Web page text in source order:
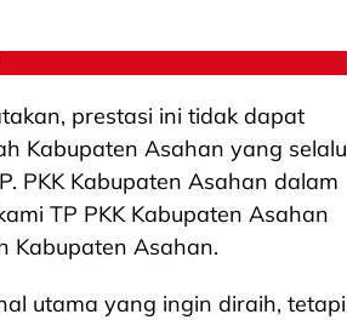
prestasi ini tidak dapat
Kabupaten Asahan yang selalu
PKK Kabupaten Asahan dalam
TP PKK Kabupaten Asahan
Kabupaten Asahan.
utama yang ingin diraih, tetapi